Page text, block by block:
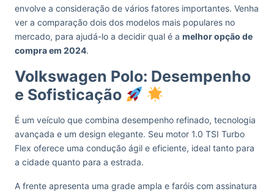
envolve a consideração de vários fatores importantes. Venha
ver a comparação dois dos modelos mais populares no
mercado, para ajudá-lo a decidir qual é a melhor opção de
compra em 2024.
Volkswagen Polo: Desempenho
e Sofisticação
É um veículo que combina desempenho refinado, tecnologia
avançada e um design elegante. Seu motor 1.0 TSI Turbo
Flex oferece uma condução ágil e eficiente, ideal tanto para
a cidade quanto para a estrada.
A frente apresenta uma grade ampla e faróis com assinatura